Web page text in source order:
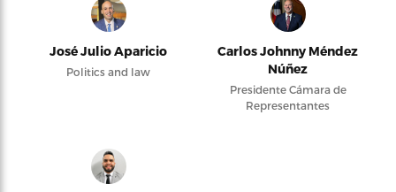
José Julio Aparicio
Politics and law
Carlos Johnny Méndez
Núñez
Presidente Cámara de
Representantes